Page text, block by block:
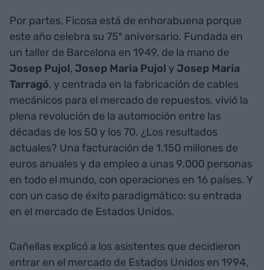
Por partes, Ficosa está de enhorabuena porque
este año celebra su 75º aniversario. Fundada en
un taller de Barcelona en 1949, de la mano de
Josep Pujol, Josep Maria Pujol y Josep Maria
Tarragó, y centrada en la fabricación de cables
mecánicos para el mercado de repuestos, vivió la
plena revolución de la automoción entre las
décadas de los 50 y los 70. ¿Los resultados
actuales? Una facturación de 1.150 millones de
euros anuales y da empleo a unas 9.000 personas
en todo el mundo, con operaciones en 16 países. Y
con un caso de éxito paradigmático: su entrada
en el mercado de Estados Unidos.
Cañellas explicó a los asistentes que decidieron
entrar en el mercado de Estados Unidos en 1994,